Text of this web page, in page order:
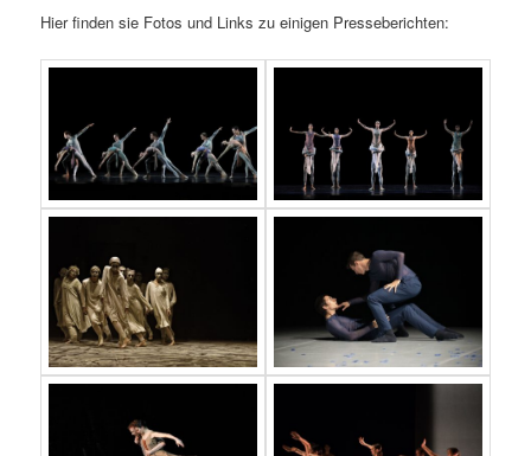
Hier finden sie Fotos und Links zu einigen Presseberichten: